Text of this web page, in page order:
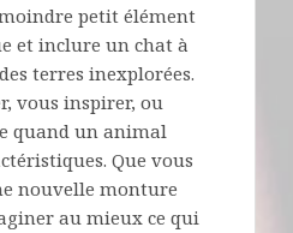
petit élément
et inclure un chat à
terres inexplorées.
vous inspirer, ou
quand un animal
Que vous
nouvelle monture
au mieux ce qui